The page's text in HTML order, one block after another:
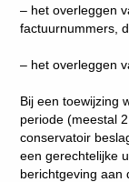
– het overleggen
factuurnummers,
– het overleggen
Bij een toewijzing
periode (meestal
conservatoir
een gerechtelijke
berichtgeving aan